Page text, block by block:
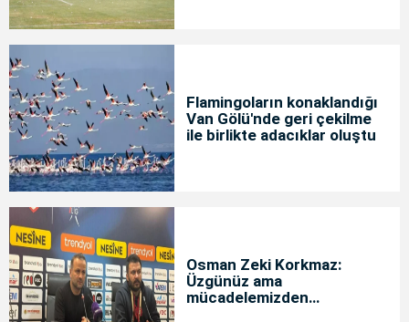
Flamingoların konaklandığı
Van Gölü'nde geri çekilme
ile birlikte adacıklar oluştu
Osman Zeki Korkmaz:
Üzgünüz ama
mücadelemizden